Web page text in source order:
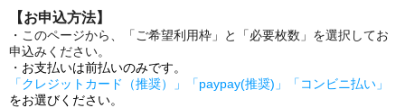
【お申込方法】
・このページから、「ご希望利用枠」と「必要枚数」を選択してお
申込みください。
・ お支払いは前払いのみです。
「クレジットカード（推奨）」「paypay(推奨)」「コンビニ払い」
をお選びください。